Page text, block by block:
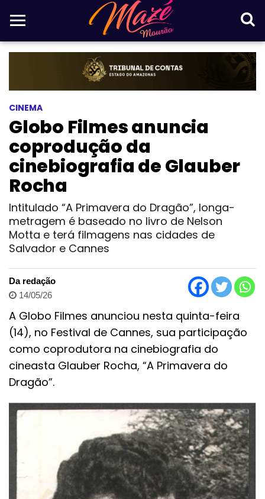
CINEMA
Globo Filmes anuncia
coprodução da
cinebiografia de Glauber
Rocha
Intitulado “A Primavera do Dragão”, longa-
metragem é baseado no livro de Nelson
Motta e terá filmagens nas cidades de
Salvador e Cannes
Da redação
14/05/26
A Globo Filmes anunciou nesta quinta-feira
(14), no Festival de Cannes, sua participação
como coprodutora na cinebiografia do
cineasta Glauber Rocha, “A Primavera do
Dragão”.